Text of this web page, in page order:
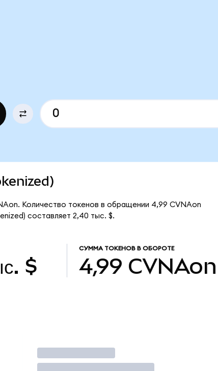
Количество токенов в обращении 4,99 CVNAon
составляет 2,40 тыс. $.
$
СУММА ТОКЕНОВ В ОБОРОТЕ
4,99 CVNAon
Торговать